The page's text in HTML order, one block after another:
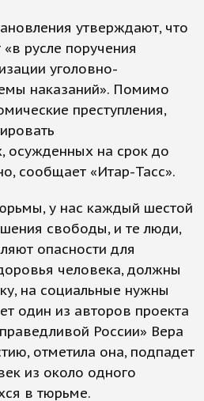
утверждают, что
русле поручения
уголовно-
наказаний». Помимо
преступления,
осужденных на срок до
сообщает «Итар-Тасс».
у нас каждый шестой
свободы, и те люди,
опасности для
человека, должны
на социальные нужны
один из авторов проекта
России» Вера
отметила она, подпадет
из около одного
в тюрьме.